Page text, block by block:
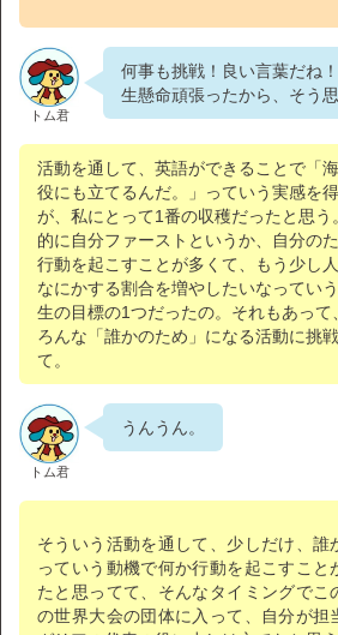
トム君
何事も挑戦！良い言葉だね
生懸命頑張ったから、そう
活動を通して、英語ができることで「
役にも立てるんだ。」っていう実感を
が、私にとって1番の収穫だったと思う
的に自分ファーストというか、自分の
行動を起こすことが多くて、もう少し
なにかする割合を増やしたいなってい
生の目標の1つだったの。それもあって
ろんな「誰かのため」になる活動に挑
て。
トム君
うんうん。
そういう活動を通して、少しだけ、誰
っていう動機で何か行動を起こすこと
たと思ってて、そんなタイミングでこ
の世界大会の団体に入って、自分が担